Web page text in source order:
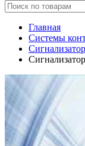
Главная
Системы